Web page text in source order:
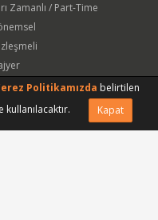
Zamanlı / Part-Time
Mezun
Politikamızda belirtilen
kullanılacaktır.
Kapat